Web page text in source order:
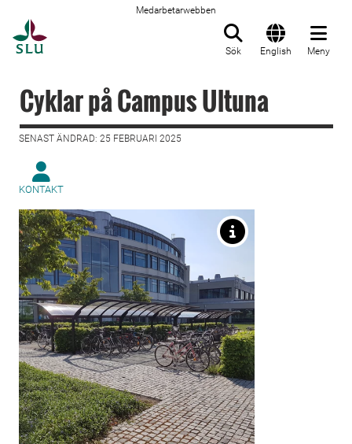
Medarbetarwebben
Sök English Meny
Cyklar på Campus Ultuna
SENAST ÄNDRAD: 25 FEBRUARI 2025
KONTAKT